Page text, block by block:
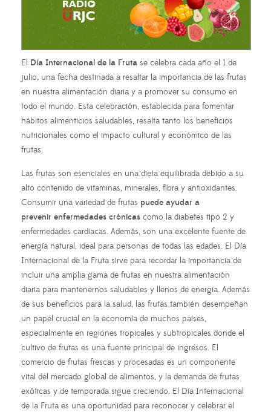
El Día Internacional de la Fruta se celebra cada año el 1 de
julio, una fecha destinada a resaltar la importancia de las frutas
en nuestra alimentación diaria y a promover su consumo en
todo el mundo. Esta celebración, establecida para fomentar
hábitos alimenticios saludables, resalta tanto los beneficios
nutricionales como el impacto cultural y económico de las
frutas.
Las frutas son esenciales en una dieta equilibrada debido a su
alto contenido de vitaminas, minerales, fibra y antioxidantes.
Consumir una variedad de frutas puede ayudar a
prevenir enfermedades crónicas como la diabetes tipo 2 y
enfermedades cardíacas. Además, son una excelente fuente de
energía natural, ideal para personas de todas las edades. El Día
Internacional de la Fruta sirve para recordar la importancia de
incluir una amplia gama de frutas en nuestra alimentación
diaria para mantenernos saludables y llenos de energía. Además
de sus beneficios para la salud, las frutas también desempeñan
un papel crucial en la economía de muchos países,
especialmente en regiones tropicales y subtropicales donde el
cultivo de frutas es una fuente principal de ingresos. El
comercio de frutas frescas y procesadas es un componente
vital del mercado global de alimentos, y la demanda de frutas
exóticas y de temporada sigue creciendo. El Día Internacional
de la Fruta es una oportunidad para reconocer y celebrar el